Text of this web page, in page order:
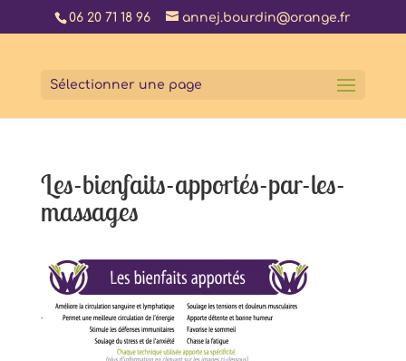
06 20 71 18 96 annej.bourdin@orange.fr
Sélectionner une page
Les-bienfaits-apportés-par-les-
massages